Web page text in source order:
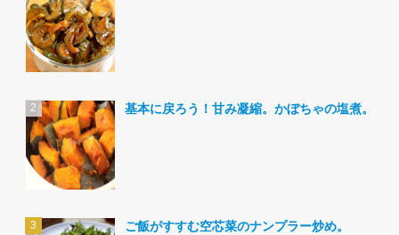
基本に戻ろう！甘み凝縮。かぼちゃの塩煮。
ご飯がすすむ空芯菜のナンプラー炒め。